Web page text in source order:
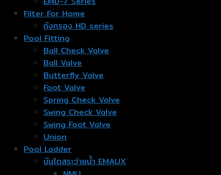
Filter For Home
ถังกรอง HD series
Pool Fitting
Ball Check Valve
Ball Valve
Butterfly Valve
Foot Valve
Spring Check Valve
Swing Check Valve
Swing Foot Valve
Union
Pool Ladder
บันไดสระว่ายน้ำ EMAUX